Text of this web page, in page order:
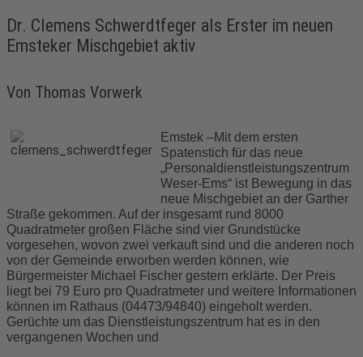
Dr. Clemens Schwerdtfeger als Erster im neuen
Emsteker Mischgebiet aktiv
Von Thomas Vorwerk
Emstek –Mit dem ersten
Spatenstich für das neue
„Personaldienstleistungszentrum
Weser-Ems“ ist Bewegung in das
neue Mischgebiet an der Garther
Straße gekommen. Auf der insgesamt rund 8000
Quadratmeter großen Fläche sind vier Grundstücke
vorgesehen, wovon zwei verkauft sind und die anderen noch
von der Gemeinde erworben werden können, wie
Bürgermeister Michael Fischer gestern erklärte. Der Preis
liegt bei 79 Euro pro Quadratmeter und weitere Informationen
können im Rathaus (04473/94840) eingeholt werden.
Gerüchte um das Dienstleistungszentrum hat es in den
vergangenen Wochen und